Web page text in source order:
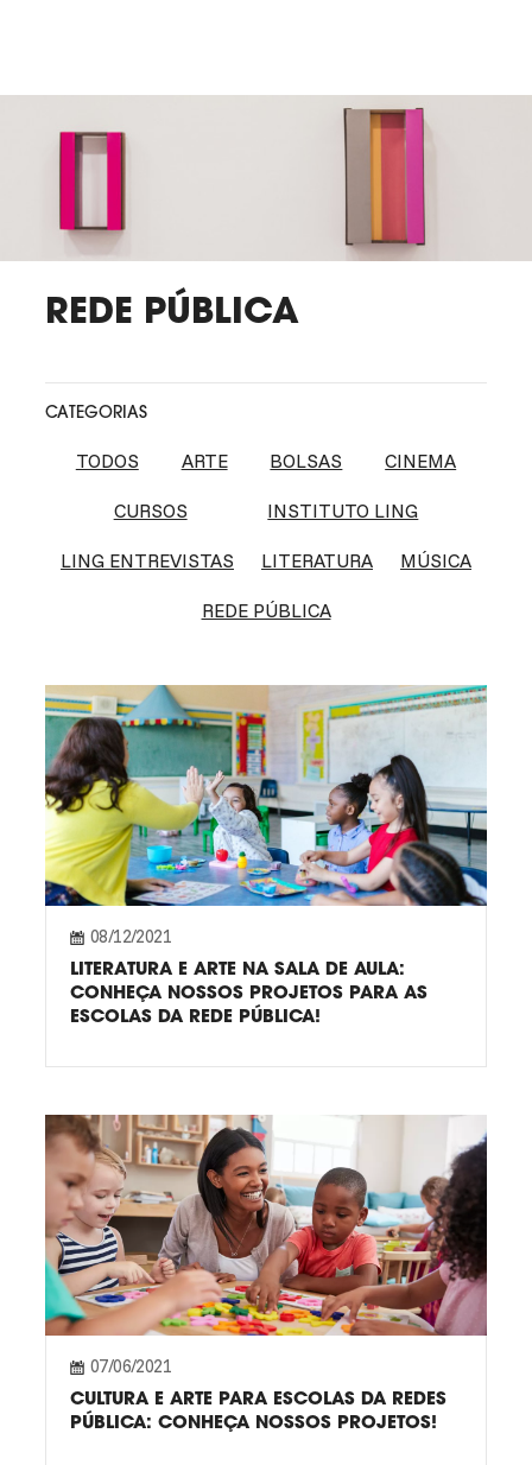
REDE PÚBLICA
CATEGORIAS
TODOS ARTE BOLSAS CINEMA
CURSOS INSTITUTO LING
LING ENTREVISTAS LITERATURA MÚSICA
REDE PÚBLICA
08/12/2021
LITERATURA E ARTE NA SALA DE AULA:
CONHEÇA NOSSOS PROJETOS PARA AS
ESCOLAS DA REDE PÚBLICA!
07/06/2021
CULTURA E ARTE PARA ESCOLAS DA REDES
PÚBLICA: CONHEÇA NOSSOS PROJETOS!